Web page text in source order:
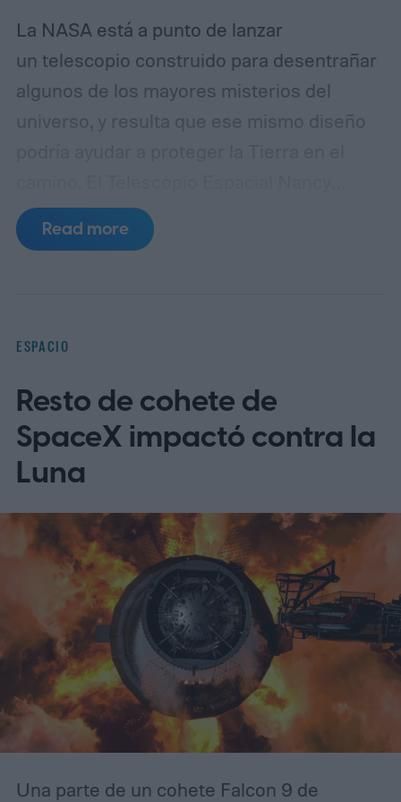
La NASA está a punto de lanzar
un telescopio construido para desentrañar
algunos de los mayores misterios del
universo, y resulta que ese mismo diseño
Grace Roman está programado para
despegar desde el Centro Espacial
y la expansión cósmica. Los investigadores
afirman ahora que su diseño único también
lo hace inesperadamente eficaz para
detectar asteroides peligrosos que se
dirigen hacia nosotros (según MIT
Technology Review).
Read more
ESPACIO
Resto de cohete de
SpaceX impactó contra la
Luna
Una parte de un cohete Falcon 9 de